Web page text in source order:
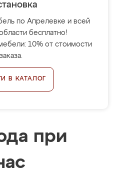
по Апрелевке и всей
бесплатно!
10% от стоимости
заказа.
В КАТАЛОГ
при